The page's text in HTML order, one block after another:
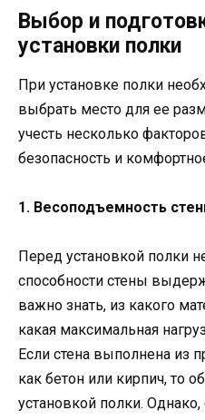
Выбор и
установки полки
При установке полки
выбрать место для ее
учесть несколько
безопасность и
1. Весоподъемность
Перед установкой полки
способности стены
важно знать, из какого
какая максимальная
Если стена выполнена из
как бетон или кирпич, то
установкой полки.